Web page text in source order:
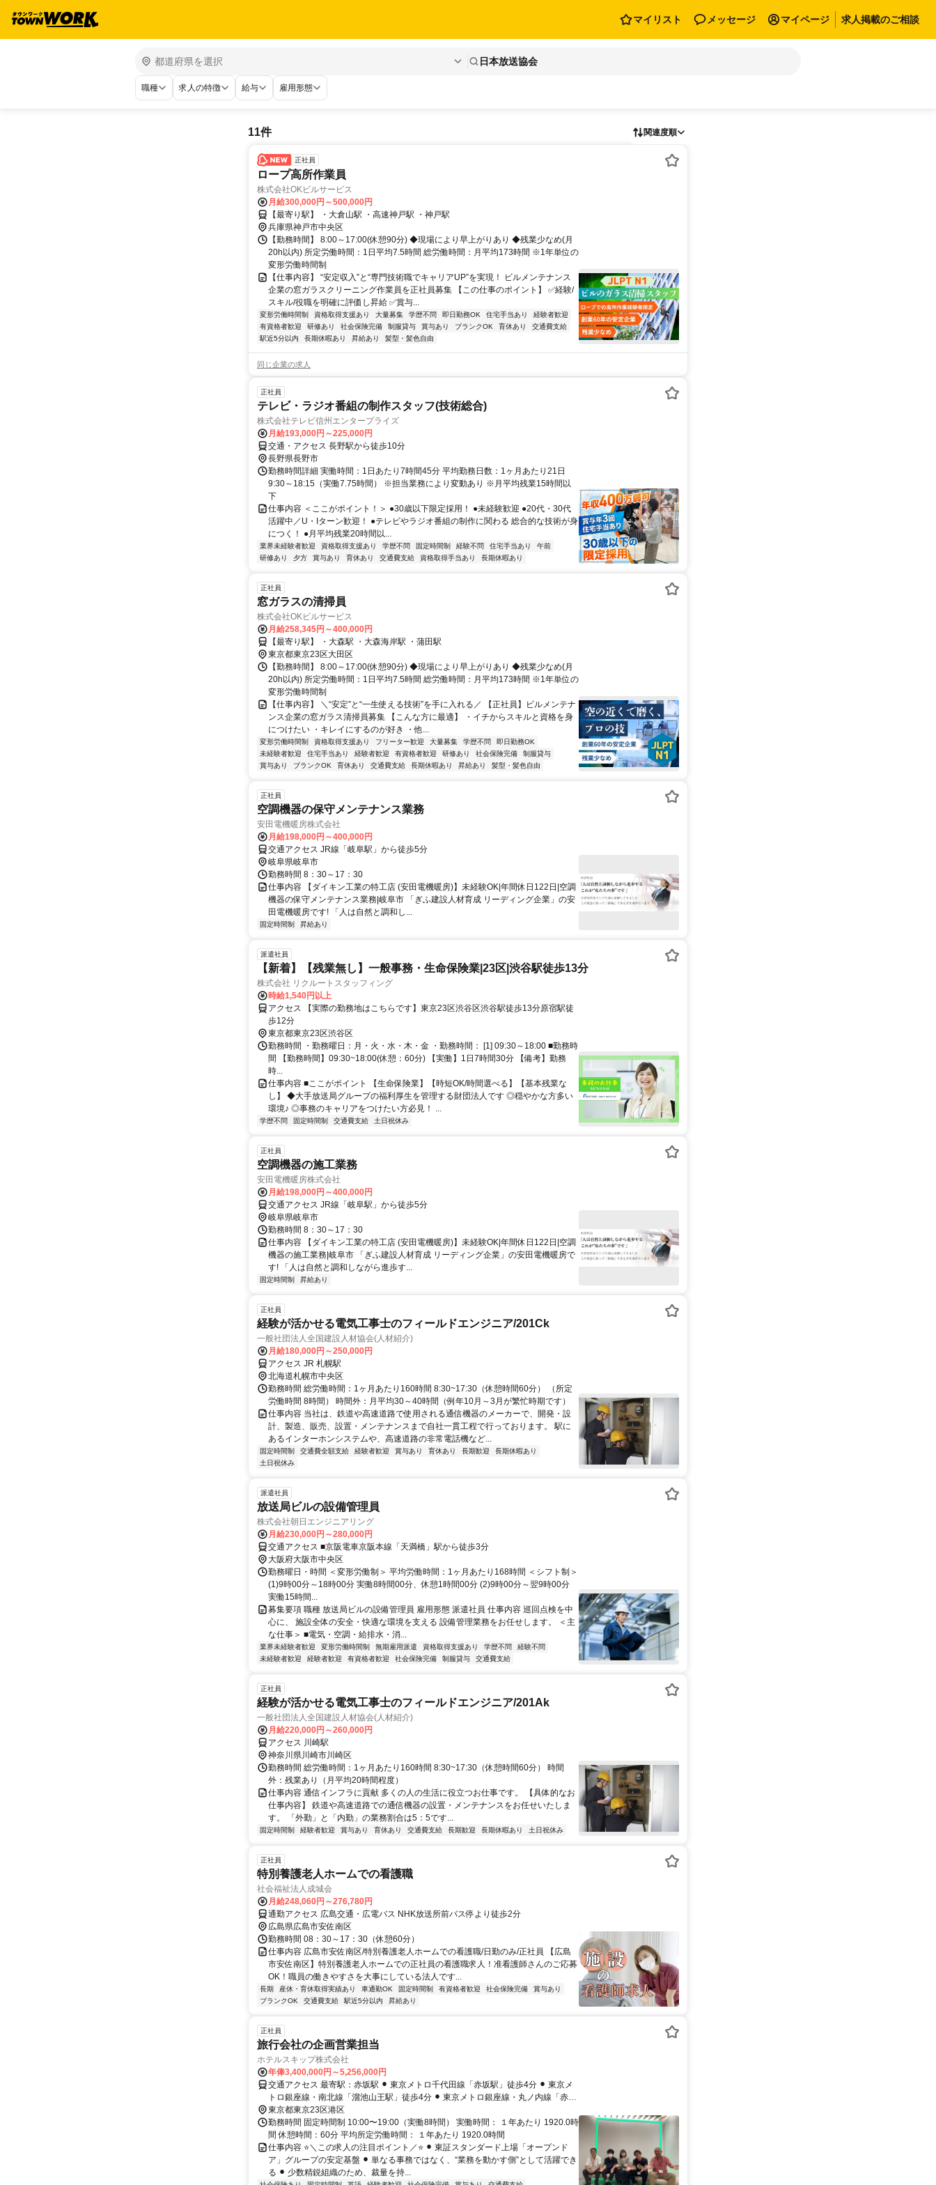
マイリスト メッセージ マイページ 求人掲載のご相談
日本放送協会
職種 求人の特徴 給与 雇用形態
11件 関連度順
正社員
ロープ高所作業員
株式会社OKビルサービス
月給300,000円～500,000円
【最寄り駅】 ・大倉山駅 ・高速神戸駅 ・神戸駅
兵庫県神戸市中央区
【勤務時間】 8:00～17:00(休憩90分) ◆現場により早上がりあり ◆残業少なめ(月
20h以内) 所定労働時間：1日平均7.5時間 総労働時間：月平均173時間 ※1年単位の
変形労働時間制
【仕事内容】 “安定収入”と“専門技術職でキャリアUP”を実現！ ビルメンテナンス
企業の窓ガラスクリーニング作業員を正社員募集 【この仕事のポイント】 ✅経験/
スキル/役職を明確に評価し昇給 ✅賞与...
変形労働時間制 資格取得支援あり 大量募集 学歴不問 即日勤務OK 住宅手当あり
経験者歓迎
有資格者歓迎
研修あり 社会保険完備 制服貸与 賞与あり ブランクOK 育休あり
交通費支給
駅近5分以内
長期休暇あり 昇給あり 髪型・髪色自由
同じ企業の求人
正社員
テレビ・ラジオ番組の制作スタッフ(技術総合)
株式会社テレビ信州エンタープライズ
月給193,000円～225,000円
交通・アクセス 長野駅から徒歩10分
長野県長野市
勤務時間詳細 実働時間：1日あたり7時間45分 平均勤務日数：1ヶ月あたり21日
9:30～18:15（実働7.75時間） ※担当業務により変動あり ※月平均残業15時間以
下
仕事内容 ＜ここがポイント！＞ ●30歳以下限定採用！ ●未経験歓迎 ●20代・30代
活躍中／U・Iターン歓迎！ ●テレビやラジオ番組の制作に関わる 総合的な技術が身
につく！ ●月平均残業20時間以...
業界未経験者歓迎 資格取得支援あり 学歴不問 固定時間制 経験不問 住宅手当あり
午前
研修あり
夕方 賞与あり 育休あり 交通費支給 資格取得手当あり 長期休暇あり
正社員
窓ガラスの清掃員
株式会社OKビルサービス
月給258,345円～400,000円
【最寄り駅】 ・大森駅 ・大森海岸駅 ・蒲田駅
東京都東京23区大田区
【勤務時間】 8:00～17:00(休憩90分) ◆現場により早上がりあり ◆残業少なめ(月
20h以内) 所定労働時間：1日平均7.5時間 総労働時間：月平均173時間 ※1年単位の
変形労働時間制
【仕事内容】 ＼“安定”と“一生使える技術”を手に入れる／ 【正社員】ビルメンテナ
ンス企業の窓ガラス清掃員募集 【こんな方に最適】 ・イチからスキルと資格を身
につけたい ・キレイにするのが好き ・他...
変形労働時間制 資格取得支援あり フリーター歓迎 大量募集 学歴不問
即日勤務OK
未経験者歓迎
住宅手当あり 経験者歓迎 有資格者歓迎 研修あり 社会保険完備
制服貸与
賞与あり
ブランクOK 育休あり 交通費支給 長期休暇あり 昇給あり 髪型・髪色自由
正社員
空調機器の保守メンテナンス業務
安田電機暖房株式会社
月給198,000円～400,000円
交通アクセス JR線「岐阜駅」から徒歩5分
岐阜県岐阜市
勤務時間 8：30～17：30
仕事内容 【ダイキン工業の特工店 (安田電機暖房)】未経験OK|年間休日122日|空調
機器の保守メンテナンス業務|岐阜市 「ぎふ建設人材育成 リーディング企業」の安
田電機暖房です! 「人は自然と調和し...
固定時間制 昇給あり
派遣社員
【新着】【残業無し】一般事務・生命保険業|23区|渋谷駅徒歩13分
株式会社 リクルートスタッフィング
時給1,540円以上
アクセス 【実際の勤務地はこちらです】東京23区渋谷区渋谷駅徒歩13分原宿駅徒
歩12分
東京都東京23区渋谷区
勤務時間 ・勤務曜日：月・火・水・木・金 ・勤務時間： [1] 09:30～18:00 ■勤務時
間 【勤務時間】09:30~18:00(休憩：60分) 【実働】1日7時間30分 【備考】勤務
時...
仕事内容 ■ここがポイント 【生命保険業】【時短OK/時間選べる】【基本残業な
し】 ◆大手放送局グループの福利厚生を管理する財団法人です ◎穏やかな方多い
環境♪ ◎事務のキャリアをつけたい方必見！ ...
学歴不問 固定時間制 交通費支給 土日祝休み
正社員
空調機器の施工業務
安田電機暖房株式会社
月給198,000円～400,000円
交通アクセス JR線「岐阜駅」から徒歩5分
岐阜県岐阜市
勤務時間 8：30～17：30
仕事内容 【ダイキン工業の特工店 (安田電機暖房)】未経験OK|年間休日122日|空調
機器の施工業務|岐阜市 「ぎふ建設人材育成 リーディング企業」の安田電機暖房で
す! 「人は自然と調和しながら進歩す...
固定時間制 昇給あり
正社員
経験が活かせる電気工事士のフィールドエンジニア/201Ck
一般社団法人全国建設人材協会(人材紹介)
月給180,000円～250,000円
アクセス JR 札幌駅
北海道札幌市中央区
勤務時間 総労働時間：1ヶ月あたり160時間 8:30~17:30（休憩時間60分） （所定
労働時間 8時間） 時間外：月平均30～40時間（例年10月～3月が繁忙時期です）
仕事内容 当社は、鉄道や高速道路で使用される通信機器のメーカーで、開発・設
計、製造、販売、設置・メンテナンスまで自社一貫工程で行っております。 駅に
あるインターホンシステムや、高速道路の非常電話機など...
固定時間制 交通費全額支給 経験者歓迎 賞与あり 育休あり 長期歓迎
長期休暇あり
土日祝休み
派遣社員
放送局ビルの設備管理員
株式会社朝日エンジニアリング
月給230,000円～280,000円
交通アクセス ■京阪電車京阪本線「天満橋」駅から徒歩3分
大阪府大阪市中央区
勤務曜日・時間 ＜変形労働制＞ 平均労働時間：1ヶ月あたり168時間 ＜シフト制＞
(1)9時00分～18時00分 実働8時間00分、休憩1時間00分 (2)9時00分～翌9時00分
実働15時間...
募集要項 職種 放送局ビルの設備管理員 雇用形態 派遣社員 仕事内容 巡回点検を中
心に、 施設全体の安全・快適な環境を支える 設備管理業務をお任せします。 ＜主
な仕事＞ ■電気・空調・給排水・消...
業界未経験者歓迎 変形労働時間制 無期雇用派遣 資格取得支援あり 学歴不問
経験不問
未経験者歓迎
経験者歓迎 有資格者歓迎 社会保険完備 制服貸与 交通費支給
正社員
経験が活かせる電気工事士のフィールドエンジニア/201Ak
一般社団法人全国建設人材協会(人材紹介)
月給220,000円～260,000円
アクセス 川崎駅
神奈川県川崎市川崎区
勤務時間 総労働時間：1ヶ月あたり160時間 8:30~17:30（休憩時間60分） 時間
外：残業あり（月平均20時間程度）
仕事内容 通信インフラに貢献 多くの人の生活に役立つお仕事です。 【具体的なお
仕事内容】 鉄道や高速道路での通信機器の設置・メンテナンスをお任せいたしま
す。 「外勤」と「内勤」の業務割合は5：5です...
固定時間制 経験者歓迎 賞与あり 育休あり 交通費支給 長期歓迎 長期休暇あり 土日祝休み
正社員
特別養護老人ホームでの看護職
社会福祉法人成城会
月給248,060円～276,780円
通勤アクセス 広島交通・広電バス NHK放送所前バス停より徒歩2分
広島県広島市安佐南区
勤務時間 08：30～17：30（休憩60分）
仕事内容 広島市安佐南区/特別養護老人ホームでの看護職/日勤のみ/正社員 【広島
市安佐南区】特別養護老人ホームでの正社員の看護職求人！准看護師さんのご応募
OK！職員の働きやすさを大事にしている法人です...
長期 産休・育休取得実績あり 車通勤OK 固定時間制 有資格者歓迎 社会保険完備
賞与あり
ブランクOK
交通費支給 駅近5分以内 昇給あり
正社員
旅行会社の企画営業担当
ホテルスキップ株式会社
年俸3,400,000円～5,256,000円
交通アクセス 最寄駅：赤坂駅 ⚫︎ 東京メトロ千代田線「赤坂駅」徒歩4分 ⚫︎ 東京メ
トロ銀座線・南北線「溜池山王駅」徒歩4分 ⚫︎ 東京メトロ銀座線・丸ノ内線「赤坂
見附駅」徒歩9分 【勤務地詳細】 東京都港区赤坂2-17-7 赤坂溜池タワー6階 ※転勤
はございません。 ※親会社オープンドア社内にオフィスがあります。
東京都東京23区港区
勤務時間 固定時間制 10:00〜19:00（実働8時間） 実働時間： １年あたり 1920.0時
間 休憩時間：60分 平均所定労働時間： １年あたり 1920.0時間
仕事内容 ⭐＼この求人の注目ポイント／⭐ ⚫︎ 東証スタンダード上場「オープンド
ア」グループの安定基盤 ⚫︎ 単なる事務ではなく、“業務を動かす側”として活躍でき
る ⚫︎ 少数精鋭組織のため、裁量を持...